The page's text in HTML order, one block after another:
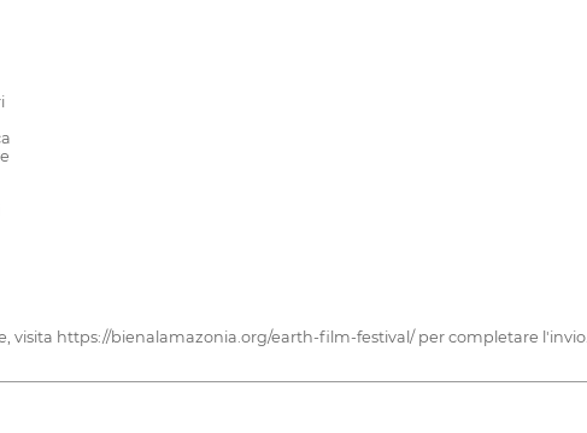
visita https://bienalamazonia.org/earth-film-festival/ per completare l'invio.